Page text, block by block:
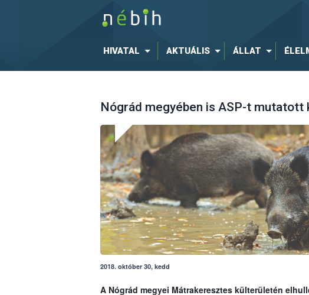
HIVATAL AKTUÁLIS ÁLLAT
Nógrád megyében is ASP-t mutatott
2018. október 30, kedd
A Nógrád megyei Mátrakeresztes külterületén